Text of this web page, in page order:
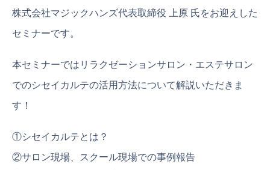
株式会社マジックハンズ代表取締役 上原 氏をお迎えした
セミナーです。
本セミナーではリラクゼーションサロン・エステサロン
でのシセイカルテの活用方法について解説いただきま
す！
①シセイカルテとは？
②サロン現場、スクール現場での事例報告